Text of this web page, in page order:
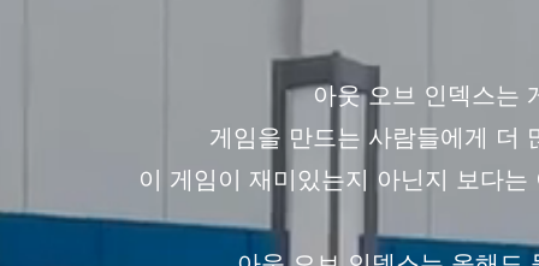
아웃 오브 인덱스는
게임을 만드는 사람들에게 더
이 게임이 재미있는지 아닌지 보다